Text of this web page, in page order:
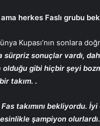
herkes Faslı grubu
Kupası’nın sonlara
sürpriz sonuçlar vardı,
olduğu gibi hiçbir şeyi
takım. .
takımını bekliyordu.
şampiyon